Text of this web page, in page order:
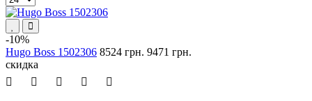
-10%
Hugo Boss 1502306 8524 грн. 9471 грн.
скидка